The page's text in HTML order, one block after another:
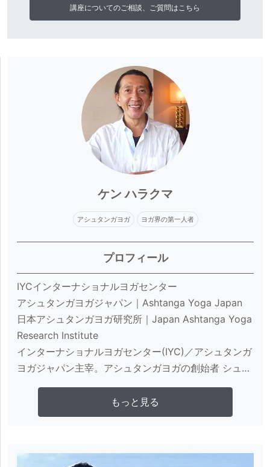
講座についてのご相談、ご質問はこちら
ケン ハラクマ
アシュタンガヨガ ヨガ界の第一人者
プロフィール
IYCインターナショナルヨガセンター
アシュタンガヨガジャパン｜Ashtanga Yoga Japan
日本アシュタンガヨガ研究所｜Japan Ashtanga Yoga
Research Institute
インターナショナルヨガセンター(IYC)／アシュタンガ
ヨガジャパン主宰。アシュタンガヨガの創始者 シュ
格者として直接認定を受ける。日本でのヨガの第一人
者として、アシュタンガヨガを中心に国内外にて幅広
さらに詳しく見る
もっと見る